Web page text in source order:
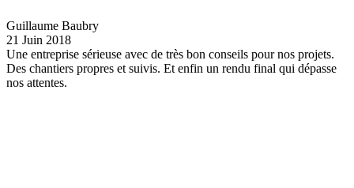
Guillaume Baubry
21 Juin 2018
Une entreprise sérieuse avec de très bon conseils pour nos projets.
Des chantiers propres et suivis. Et enfin un rendu final qui dépasse
nos attentes.